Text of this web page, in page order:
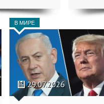
В МИРЕ
29.07.2026